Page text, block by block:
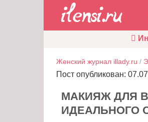
Женский журнал illady.ru /
Пост опубликован:
МАКИЯЖ ДЛЯ
ИДЕАЛЬНОГО